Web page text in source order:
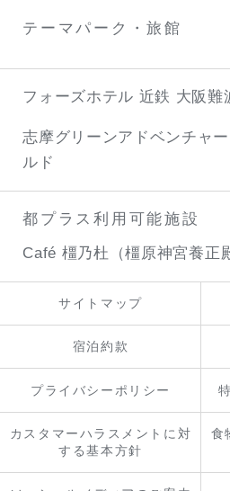
テーマパーク・旅館
フォーズホテル 近鉄 大阪難
志摩グリーンアドベンチャー
ルド
都プラス利用可能施設
Café 橿乃杜（橿原神宮養正
サイトマップ
宿泊約款
プライバシーポリシー
カスタマーハラスメントに対
する基本方針
食